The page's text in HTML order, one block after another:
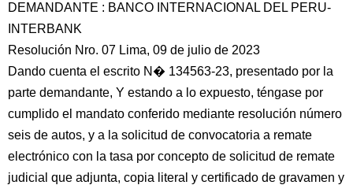
DEMANDANTE : BANCO INTERNACIONAL DEL PERU-
INTERBANK
Resolución Nro. 07 Lima, 09 de julio de 2023
Dando cuenta el escrito N� 134563-23, presentado por la
parte demandante, Y estando a lo expuesto, téngase por
cumplido el mandato conferido mediante resolución número
seis de autos, y a la solicitud de convocatoria a remate
electrónico con la tasa por concepto de solicitud de remate
judicial que adjunta, copia literal y certificado de gravamen y